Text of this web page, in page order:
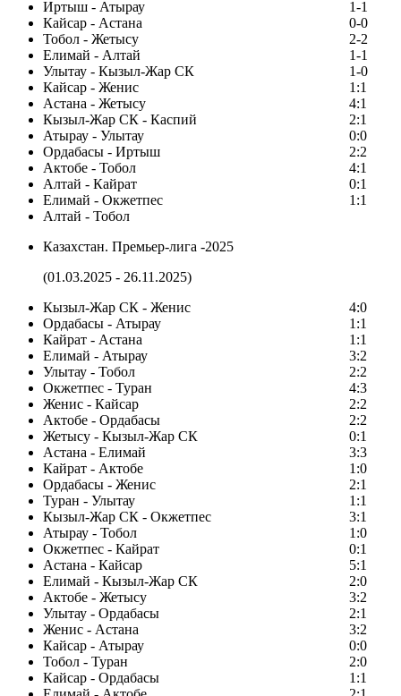
Иртыш - Атырау
1-1
Кайсар - Астана
0-0
Тобол - Жетысу
2-2
Елимай - Алтай
1-1
Улытау - Кызыл-Жар СК
1-0
Кайсар - Женис
1:1
Астана - Жетысу
4:1
Кызыл-Жар СК - Каспий
2:1
Атырау - Улытау
0:0
Ордабасы - Иртыш
2:2
Актобе - Тобол
4:1
Алтай - Кайрат
0:1
Елимай - Окжетпес
1:1
Алтай - Тобол
Казахстан. Премьер-лига -2025
(01.03.2025 - 26.11.2025)
Кызыл-Жар СК - Женис
4:0
Ордабасы - Атырау
1:1
Кайрат - Астана
1:1
Елимай - Атырау
3:2
Улытау - Тобол
2:2
Окжетпес - Туран
4:3
Женис - Кайсар
2:2
Актобе - Ордабасы
2:2
Жетысу - Кызыл-Жар СК
0:1
Астана - Елимай
3:3
Кайрат - Актобе
1:0
Ордабасы - Женис
2:1
Туран - Улытау
1:1
Кызыл-Жар СК - Окжетпес
3:1
Атырау - Тобол
1:0
Окжетпес - Кайрат
0:1
Астана - Кайсар
5:1
Елимай - Кызыл-Жар СК
2:0
Актобе - Жетысу
3:2
Улытау - Ордабасы
2:1
Женис - Астана
3:2
Кайсар - Атырау
0:0
Тобол - Туран
2:0
Кайсар - Ордабасы
1:1